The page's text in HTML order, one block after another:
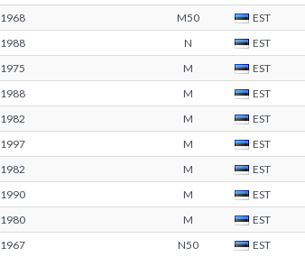
1968 M50 EST
1988 N EST
1975 M EST
1988 M EST
1982 M EST
1997 M EST
1982 M
EST
1990 M EST
1980 M EST
1967 N50 EST